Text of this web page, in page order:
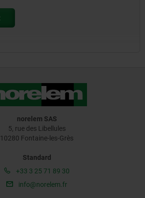
norelem SAS
5, rue des Libellules
10280 Fontaine-les-Grès
Standard
+33 3 25 71 89 30
info@norelem.fr